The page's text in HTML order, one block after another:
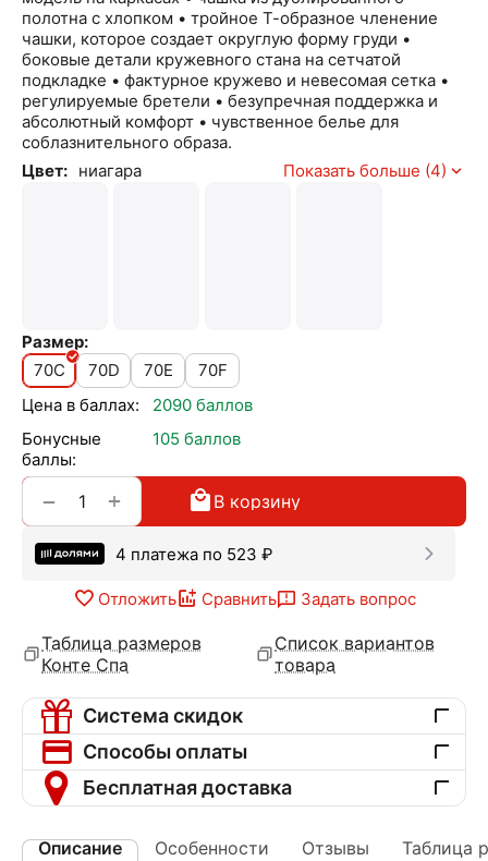
полотна с хлопком • тройное Т-образное членение
чашки, которое создает округлую форму груди •
боковые детали кружевного стана на сетчатой
подкладке • фактурное кружево и невесомая сетка •
регулируемые бретели • безупречная поддержка и
абсолютный комфорт • чувственное белье для
соблазнительного образа.
Цвет: ниагара Показать больше (4)
Размер:
70C
70D 70E
70F
Цена в баллах:
2090 баллов
Бонусные
баллы:
105 баллов
+
− В корзину
4 платежа по 523 ₽
Отложить Сравнить Задать вопрос
Таблица размеров
Конте Спа
Список вариантов
товара
Система скидок
Способы оплаты
Бесплатная доставка
Описание Особенности Отзывы Таблица